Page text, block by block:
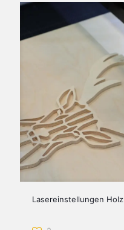
Lasereinstellungen Holz